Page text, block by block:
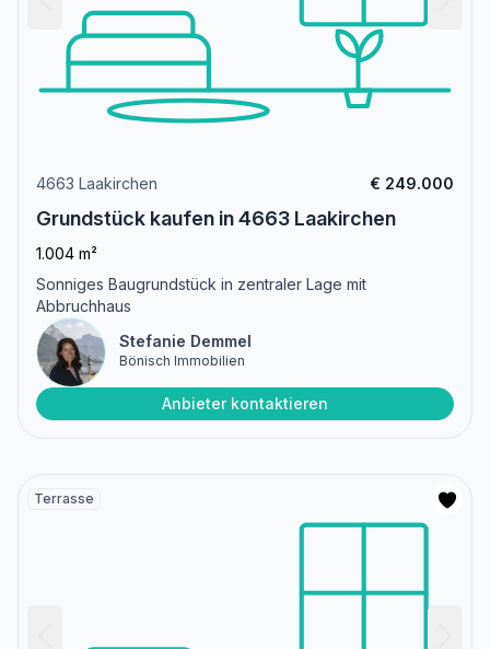
4663 Laakirchen € 249.000
Grundstück kaufen in 4663 Laakirchen
1.004 m²
Sonniges Baugrundstück in zentraler Lage mit
Abbruchhaus
Stefanie Demmel
Bönisch Immobilien
Anbieter kontaktieren
Terrasse